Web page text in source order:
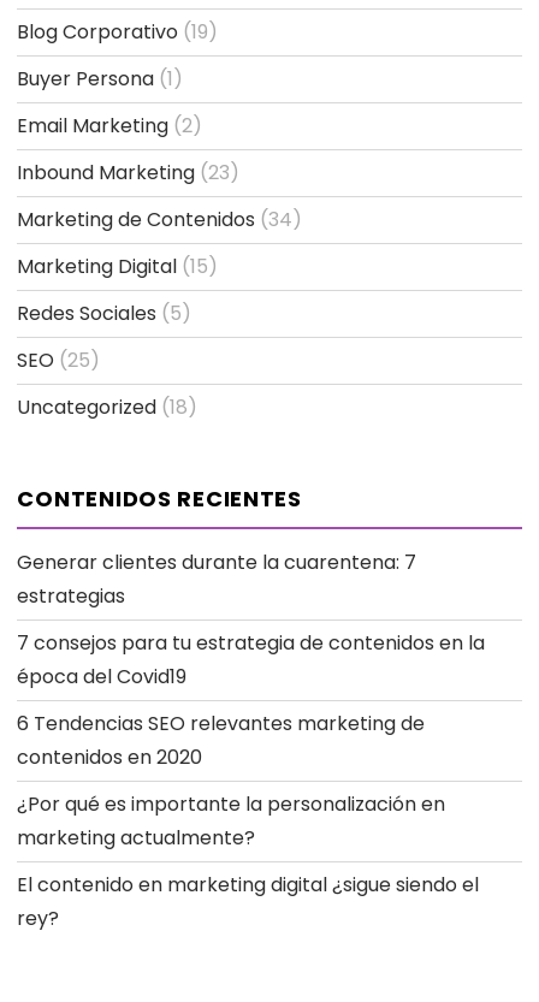
Blog Corporativo (19)
Buyer Persona (1)
Email Marketing (2)
Inbound Marketing (23)
Marketing de Contenidos (34)
Marketing Digital (15)
Redes Sociales (5)
SEO (25)
Uncategorized (18)
CONTENIDOS RECIENTES
Generar clientes durante la cuarentena: 7
estrategias
7 consejos para tu estrategia de contenidos en la
época del Covid19
6 Tendencias SEO relevantes marketing de
contenidos en 2020
¿Por qué es importante la personalización en
marketing actualmente?
El contenido en marketing digital ¿sigue siendo el
rey?